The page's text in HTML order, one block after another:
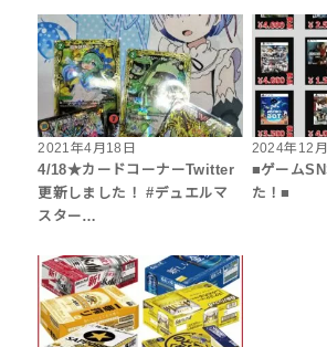
2021年4月18日
4/18★カードコーナーTwitter
更新しました！ #デュエルマ
スター…
2024年12
■ゲーム
た！■